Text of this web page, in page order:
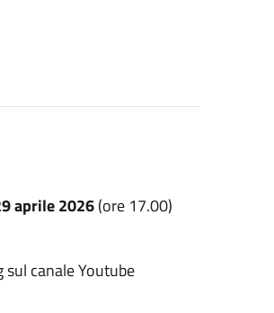
aprile 2026(ore 17.00)
canale Youtube